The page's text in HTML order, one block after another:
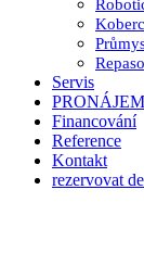
Servis
PRONÁJEM
Financování
Reference
Kontakt
rezervovat